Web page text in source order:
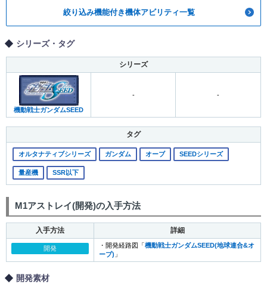
絞り込み機能付き機体アビリティ一覧
シリーズ・タグ
シリーズ
機動戦士ガンダムSEED
- -
タグ
オルタナティブシリーズ ガンダム オーブ SEEDシリーズ
量産機 SSR以下
M1アストレイ(開発)の入手方法
入手方法 詳細
開発 ・開発経路図「 機動戦士ガンダムSEED(地球連合&オ
ーブ) 」
開発素材